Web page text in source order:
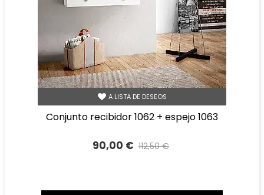
A LISTA DE DESEOS
conjunto recibidor 1062 + espejo 1063
90,00 € 112,50 €